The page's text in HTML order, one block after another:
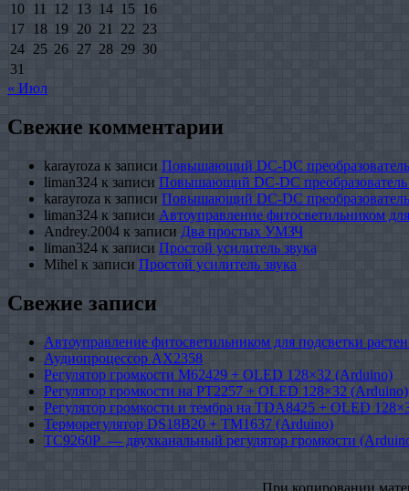
10 11 12 13 14 15 16
17
18 19 20 21 22 23
24 25 26 27 28 29 30
31
« Июл
Свежие комментарии
karayroza к записи Повышающий DC-DC
liman324 к записи Повышающий DC-DC
karayroza к записи Повышающий DC-DC
liman324 к записи Автоуправление фитосветильником
Andrey.2004 к записи Два простых УМЗЧ
liman324 к записи Простой усилитель звука
Mihel к записи Простой усилитель звука
Свежие записи
Автоуправление фитосветильником для подсветки
Аудиопроцессор AX2358
Регулятор громкости M62429 + OLED 128×32 (Arduino)
Регулятор громкости на PT2257 + OLED 128×32 (Arduino)
Регулятор громкости и тембра на TDA8425 + OLED
Терморегулятор DS18B20 + TM1637 (Arduino)
TC9260P — двухканальный регулятор громкости
При копировании